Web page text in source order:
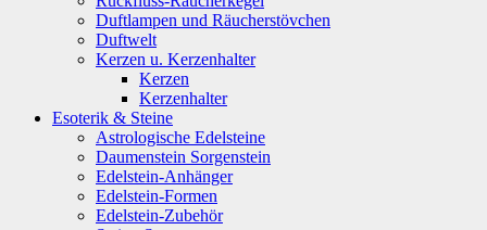
Duftlampen und Räucherstövchen
Duftwelt
Kerzen u. Kerzenhalter
Kerzen
Kerzenhalter
Esoterik & Steine
Astrologische Edelsteine
Daumenstein Sorgenstein
Edelstein-Anhänger
Edelstein-Formen
Edelstein-Zubehör